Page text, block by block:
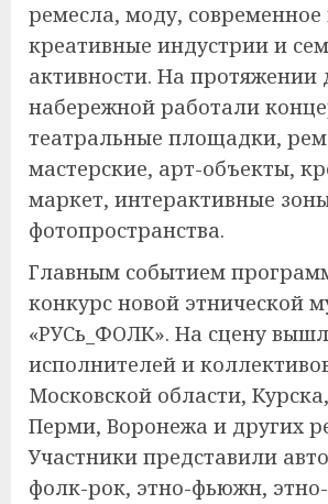
ремесла, моду, современное
креативные индустрии и
активности. На протяжении
набережной работали
театральные площадки,
мастерские, арт-объекты,
маркет, интерактивные
фотопространства.
Главным событием
конкурс новой этнической
«РУСь_ФОЛК». На сцену
исполнителей и
Московской области,
Перми, Воронежа и других
Участники представили
фолк-рок, этно-фьюжн, этно-